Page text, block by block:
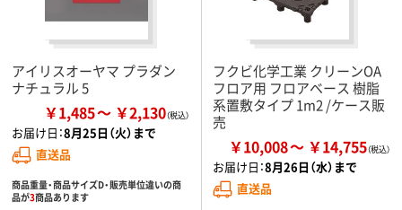
アイリスオーヤマ プラダン
ナチュラル 5
￥1,485 ￥2,130
お届け日：8月25日（火）まで
直送品
商品重量・商品サイズD・販売単位違いの商
品が3商品あります
フクビ化学工業 クリーンOA
フロア用 フロアベース 樹脂
系置敷タイプ 1m2 /ケース販
売
￥10,008 ￥14,755
お届け日：8月26日（水）まで
直送品